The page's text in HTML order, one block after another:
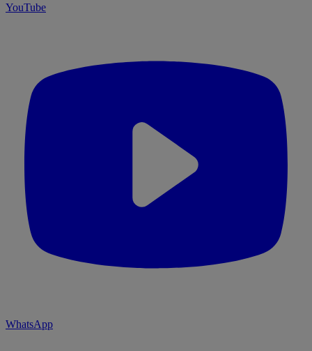
YouTube
WhatsApp